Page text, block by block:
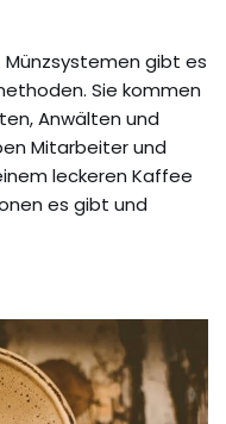
gibt es
Sie kommen
Anwälten und
Mitarbeiter und
leckeren Kaffee
es gibt und